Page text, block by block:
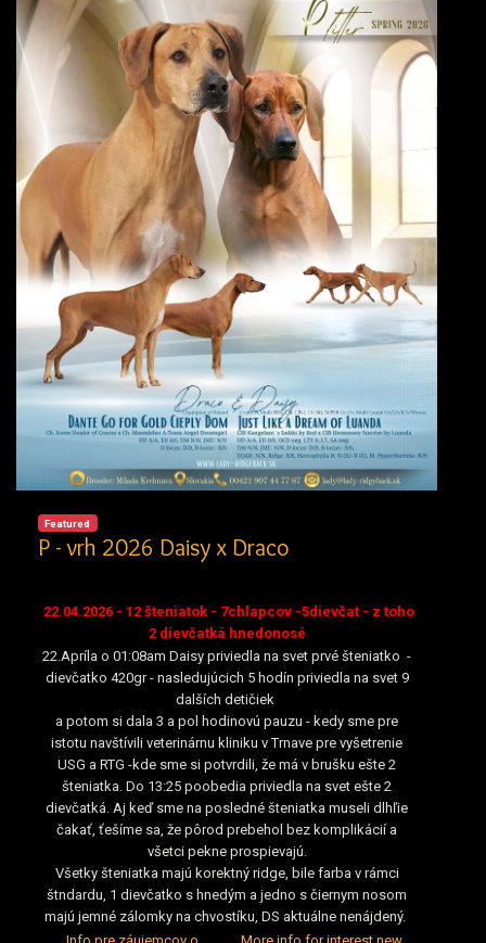
Featured
P - vrh 2026 Daisy x Draco
22.04.2026 - 12 šteniatok - 7chlapcov -5dievčat - z toho
2 dievčatká hnedonosé
22.Apríla o 01:08am Daisy priviedla na svet prvé šteniatko -
dievčatko 420gr - nasledujúcich 5 hodín priviedla na svet 9
dalších detičiek
a potom si dala 3 a pol hodinovú pauzu - kedy sme pre
istotu navštívili veterinárnu kliniku v Trnave pre vyšetrenie
USG a RTG -kde sme si potvrdili, že má v brušku ešte 2
šteniatka. Do 13:25 poobedia priviedla na svet ešte 2
dievčatká. Aj keď sme na posledné šteniatka museli dlhľie
čakať, ťešíme sa, že pôrod prebehol bez komplikácií a
všetci pekne prospievajú.
Všetky šteniatka majú korektný ridge, bile farba v rámci
štndardu, 1 dievčatko s hnedým a jedno s čiernym nosom
majú jemné zálomky na chvostíku, DS aktuálne nenájdený.